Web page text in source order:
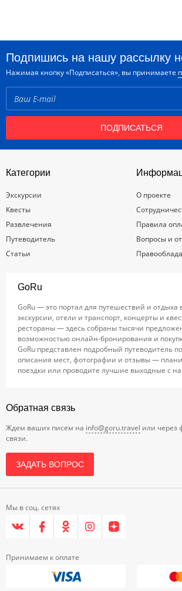
Подпишись на нашу рассылку
Нажимая кнопку «Подписаться», вы принимаете
ПОДПИСАТЬСЯ
Категории
Экскурсии
Квесты
Развлечения
Путеводитель
Статьи
О проекте
Правила
Вопросы и
GoRu
GoRu — это портал для путешествий и отдыха
экскурсии, отели и транспорт, концерты и
рестораны — здесь собраны тысячи
возможностью онлайн-бронирования и
GoRu представлен подробный путеводитель
описания мест, фотографии и отзывы —
поездки или проводите лучшие выходные с
Обратная связь
Ждем ваших писем на info@goru.travel или через
связи.
ЗАДАТЬ ВОПРОС
Мы в соц. сетях
Принимаем к оплате